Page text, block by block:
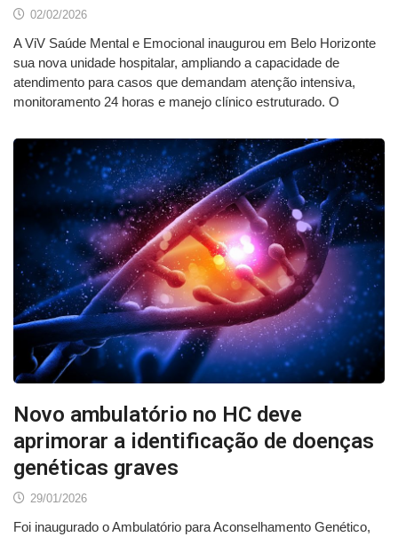
02/02/2026
A ViV Saúde Mental e Emocional inaugurou em Belo Horizonte
sua nova unidade hospitalar, ampliando a capacidade de
atendimento para casos que demandam atenção intensiva,
monitoramento 24 horas e manejo clínico estruturado. O
Novo ambulatório no HC deve
aprimorar a identificação de doenças
genéticas graves
29/01/2026
Foi inaugurado o Ambulatório para Aconselhamento Genético,